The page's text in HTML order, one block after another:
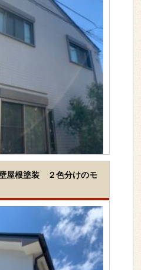
事内容
屋根＆外壁セット
装種類
シリコン
横浜市泉区
>>詳しく見る
屋根塗装 ２色分けのモ